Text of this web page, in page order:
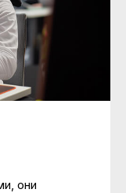
они